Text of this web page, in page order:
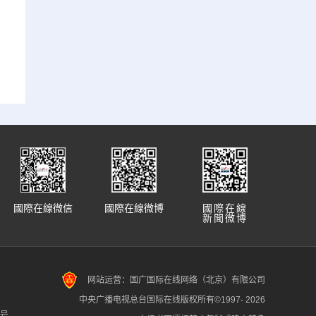
國際在線
新聞微博
國際在線微博
國際在線微信
网站运营：国广国际在线网络（北京）有限公司
中央广播电视总台国际在线版权所有©1997- 2026